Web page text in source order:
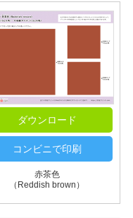
ダウンロード
コンビニで印刷
赤茶色
（Reddish brown）